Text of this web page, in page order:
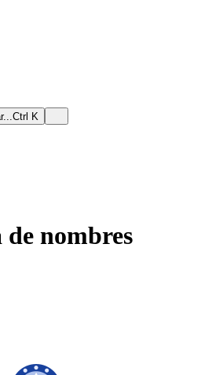
Ctrl K
de nombres